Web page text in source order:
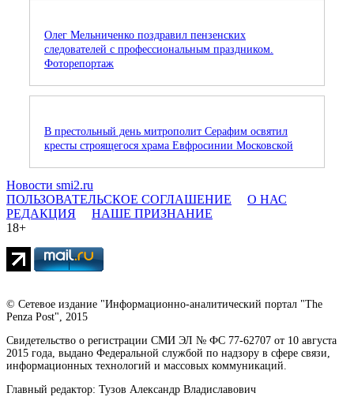
Олег Мельниченко поздравил пензенских
следователей с профессиональным праздником.
Фоторепортаж
В престольный день митрополит Серафим освятил
кресты строящегося храма Евфросинии Московской
Новости smi2.ru
ПОЛЬЗОВАТЕЛЬСКОЕ СОГЛАШЕНИЕ
О НАС
РЕДАКЦИЯ
НАШЕ ПРИЗНАНИЕ
18+
© Сетевое издание "Информационно-аналитический портал "The
Penza Post", 2015
Свидетельство о регистрации СМИ ЭЛ № ФС 77-62707 от 10 августа
2015 года, выдано Федеральной службой по надзору в сфере связи,
информационных технологий и массовых коммуникаций.
Главный редактор: Тузов Александр Владиславович